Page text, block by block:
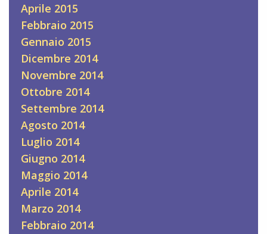
Aprile 2015
Febbraio 2015
Gennaio 2015
Dicembre 2014
Novembre 2014
Ottobre 2014
Settembre 2014
Agosto 2014
Luglio 2014
Giugno 2014
Maggio 2014
Aprile 2014
Marzo 2014
Febbraio 2014